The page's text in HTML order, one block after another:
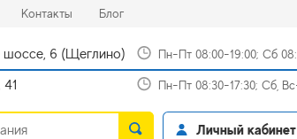
Контакты(current)
Блог(current)
шоссе, 6 (Щеглино) Пн-Пт 08:00-19:00; Сб
Пн-Пт 08:30-17:30; Сб,
Личный кабинет